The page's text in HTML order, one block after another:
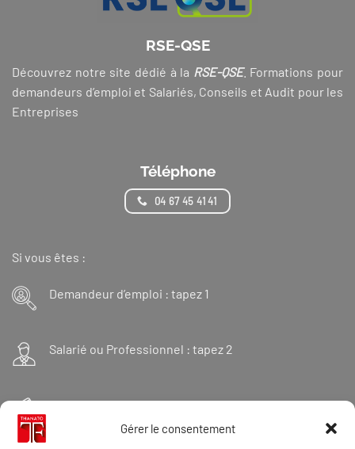
Gérer le consentement
RSE-QSE
Découvrez notre site dédié à la RSE-QSE. Formations pour
demandeurs d’emploi et Salariés, Conseils et Audit pour les
Entreprises
Téléphone
04 67 45 41 41
Si vous êtes :
Demandeur d’emploi : tapez 1
Salarié ou Professionnel : tapez 2
Financeur : tapez 3